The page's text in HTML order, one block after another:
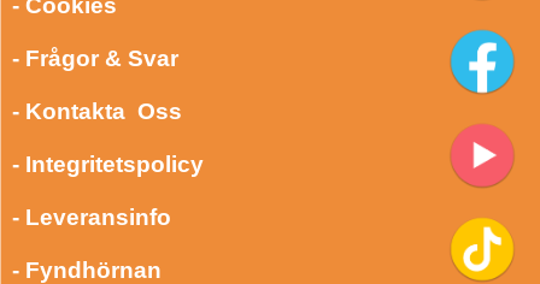
- Cookies
- Frågor & Svar
- Kontakta Oss
- Integritetspolicy
- Leveransinfo
- Fyndhörnan